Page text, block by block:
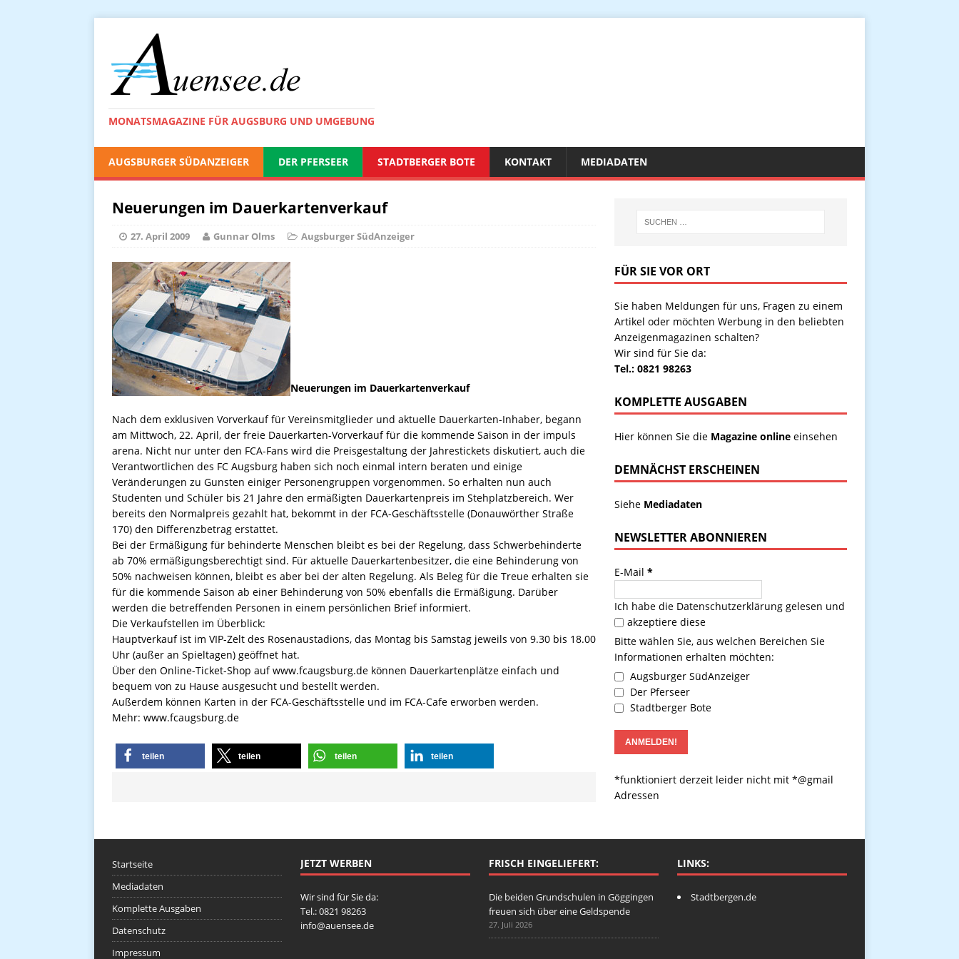
MONATSMAGAZINE FÜR AUGSBURG UND UMGEBUNG
AUGSBURGER SÜDANZEIGER DER PFERSEER STADTBERGER BOTE KONTAKT MEDIADATEN
Neuerungen im Dauerkartenverkauf
27. April 2009 Gunnar Olms Augsburger SüdAnzeiger
Neuerungen im Dauerkartenverkauf
Nach dem exklusiven Vorverkauf für Vereinsmitglieder und aktuelle Dauerkarten-Inhaber, begann
am Mittwoch, 22. April, der freie Dauerkarten-Vorverkauf für die kommende Saison in der impuls
arena. Nicht nur unter den FCA-Fans wird die Preisgestaltung der Jahrestickets diskutiert, auch die
Verantwortlichen des FC Augsburg haben sich noch einmal intern beraten und einige
Veränderungen zu Gunsten einiger Personengruppen vorgenommen. So erhalten nun auch
Studenten und Schüler bis 21 Jahre den ermäßigten Dauerkartenpreis im Stehplatzbereich. Wer
bereits den Normalpreis gezahlt hat, bekommt in der FCA-Geschäftsstelle (Donauwörther Straße
170) den Differenzbetrag erstattet.
Bei der Ermäßigung für behinderte Menschen bleibt es bei der Regelung, dass Schwerbehinderte
ab 70% ermäßigungsberechtigt sind. Für aktuelle Dauerkartenbesitzer, die eine Behinderung von
50% nachweisen können, bleibt es aber bei der alten Regelung. Als Beleg für die Treue erhalten sie
für die kommende Saison ab einer Behinderung von 50% ebenfalls die Ermäßigung. Darüber
werden die betreffenden Personen in einem persönlichen Brief informiert.
Die Verkaufstellen im Überblick:
Hauptverkauf ist im VIP-Zelt des Rosenaustadions, das Montag bis Samstag jeweils von 9.30 bis 18.00
Uhr (außer an Spieltagen) geöffnet hat.
Über den Online-Ticket-Shop auf www.fcaugsburg.de können Dauerkartenplätze einfach und
bequem von zu Hause ausgesucht und bestellt werden.
Außerdem können Karten in der FCA-Geschäftsstelle und im FCA-Cafe erworben werden.
Mehr: www.fcaugsburg.de
teilen teilen teilen teilen
FÜR SIE VOR ORT
Sie haben Meldungen für uns, Fragen zu einem
Artikel oder möchten Werbung in den beliebten
Anzeigenmagazinen schalten?
Wir sind für Sie da:
Tel.: 0821 98263
KOMPLETTE AUSGABEN
Hier können Sie die Magazine onlineeinsehen
DEMNÄCHST ERSCHEINEN
Siehe Mediadaten
NEWSLETTER ABONNIEREN
E-Mail *
Ich habe die Datenschutzerklärunggelesen und
akzeptiere diese
Bitte wählen Sie, aus welchen Bereichen Sie
Informationen erhalten möchten:
Augsburger SüdAnzeiger
Der Pferseer
Stadtberger Bote
*funktioniert derzeit leider nicht mit *@gmail
Adressen
Startseite
Mediadaten
Komplette Ausgaben
Datenschutz
Impressum
JETZT WERBEN
Wir sind für Sie da:
Tel.: 0821 98263
info@auensee.de
FRISCH EINGELIEFERT:
Die beiden Grundschulen in Göggingen
freuen sich über eine Geldspende
27. Juli 2026
LINKS:
Stadtbergen.de